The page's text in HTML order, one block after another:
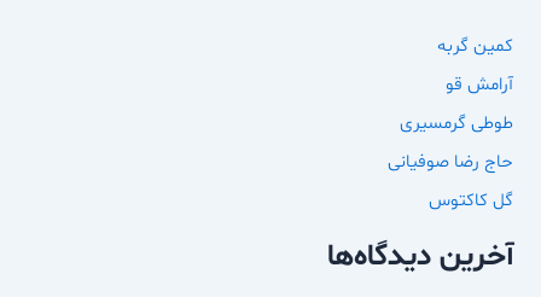
کمین گربه
آرامش قو
طوطی گرمسیری
حاج رضا صوفیانی
گل کاکتوس
آخرین دیدگاه‌ها